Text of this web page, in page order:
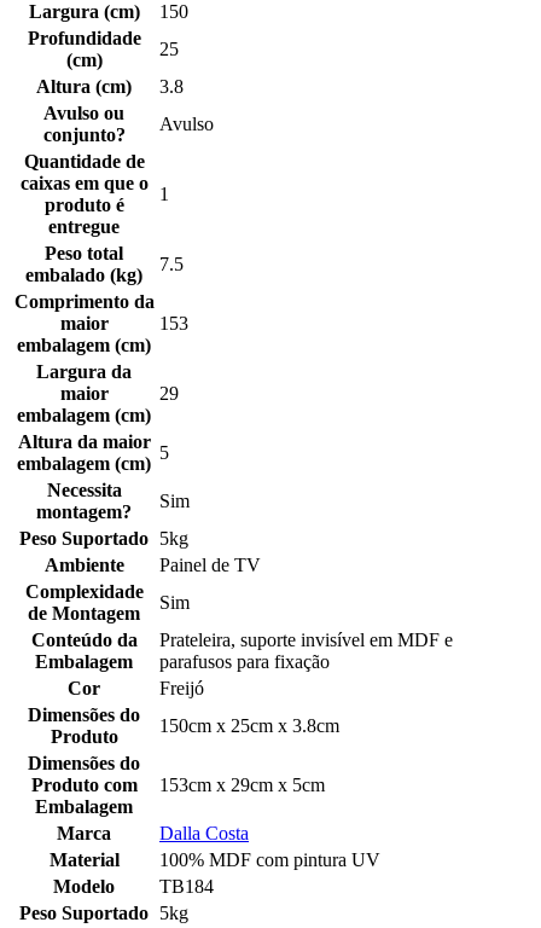
Largura (cm)
150
Profundidade
(cm)
25
Altura (cm)
3.8
Avulso ou
conjunto?
Avulso
Quantidade de
caixas em que o
produto é
entregue
1
Peso total
embalado (kg)
7.5
Comprimento da
maior
embalagem (cm)
153
Largura da
maior
embalagem (cm)
29
Altura da maior
embalagem (cm)
5
Necessita
montagem?
Sim
Peso Suportado 5kg
Ambiente
Painel de TV
Complexidade
de Montagem
Sim
Conteúdo da
Embalagem
Prateleira, suporte invisível em MDF e
parafusos para fixação
Cor
Freijó
Dimensões do
Produto
150cm x 25cm x 3.8cm
Dimensões do
Produto com
Embalagem
153cm x 29cm x 5cm
Marca
Dalla Costa
Material
100% MDF com pintura UV
Modelo
TB184
Peso Suportado 5kg